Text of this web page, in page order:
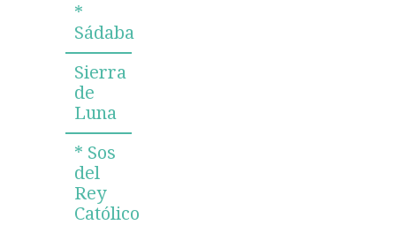
*
Sádaba
Sierra
de
Luna
* Sos
del
Rey
Católico